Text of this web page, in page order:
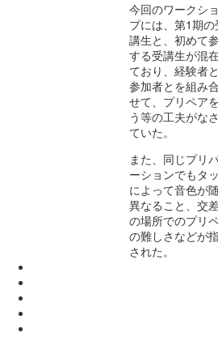
今回のワークシ
プには、第1期の
講生と、初めて
する受講生が混
ており、経験者
参加者とを組み
せて、プリペア
う等の工夫がな
ていた。
また、同じプリ
ーションでもタ
によって音色が
異なること、交
の場所でのプリ
の難しさなどが
された。